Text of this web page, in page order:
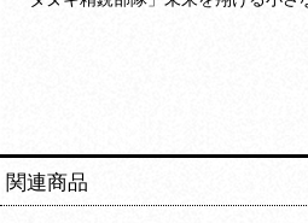
関連商品